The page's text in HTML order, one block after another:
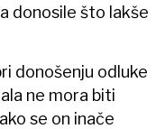
donosile što lakše
donošenju odluke
ne mora biti
se on inače